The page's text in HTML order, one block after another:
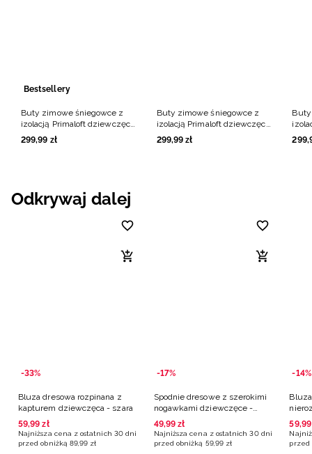
Bestsellery
Buty zimowe śniegowce z
izolacją Primaloft dziewczęce
- czarne
299,99 zł
Buty zimowe śniegowce z
izolacją Primaloft dziewczęce
- beżowe
299,99 zł
-
299,
Odkrywaj dalej
-33%
Bluza dresowa rozpinana z
kapturem dziewczęca - szara
59,99 zł
Najniższa cena z ostatnich 30 dni
przed obniżką 89,99 zł
-17%
Spodnie dresowe z szerokimi
nogawkami dziewczęce -
szare
49,99 zł
Najniższa cena z ostatnich 30 dni
przed obniżką 59,99 zł
-14%
59,99
przed